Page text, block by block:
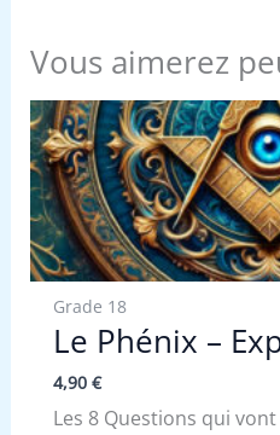
Vous aimerez
Grade 18
Le Phénix –
4,90 €
Les 8 Questions qui